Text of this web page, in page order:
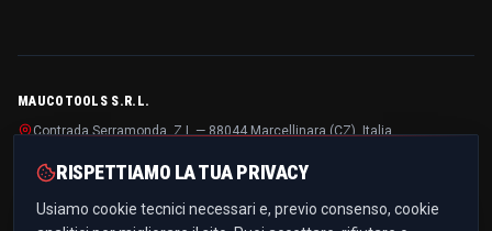
MAUCOTOOLS S.R.L.
Contrada Serramonda, Z.I. — 88044 Marcellinara (CZ), Italia
+39 0961 021836
RISPETTIAMO LA TUA PRIVACY
Usiamo cookie tecnici necessari e, previo consenso, cookie